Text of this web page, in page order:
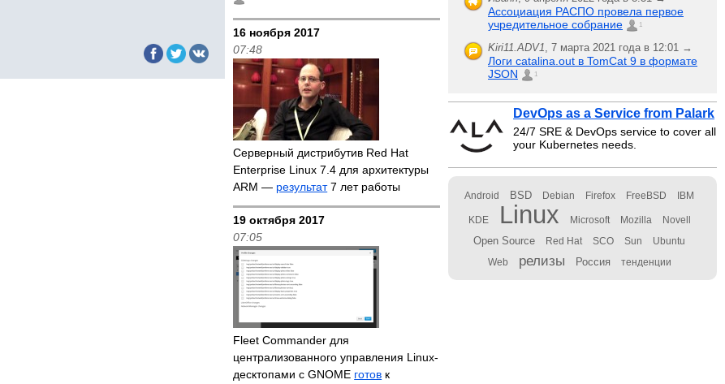
16 ноября 2017
07:48
Серверный дистрибутив Red Hat
Enterprise Linux 7.4 для архитектуры
ARM — результат7 лет работы
19 октября 2017
07:05
Fleet Commander для
централизованного управления Linux-
десктопами с GNOME готов к
Ассоциация РАСПО провела первое
учредительное собрание
1
Kiri11.ADV1, 7 марта 2021 года в 12:01 →
Логи catalina.out в TomCat 9 в формате
JSON
1
DevOps as a Service from Palark
24/7 SRE & DevOps service to cover all
your Kubernetes needs.
Android BSD Debian Firefox FreeBSD IBM
KDE Linux Microsoft Mozilla Novell
Open Source Red Hat SCO Sun Ubuntu
Web релизы Россия тенденции